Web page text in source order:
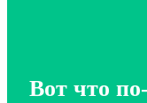
Вот что